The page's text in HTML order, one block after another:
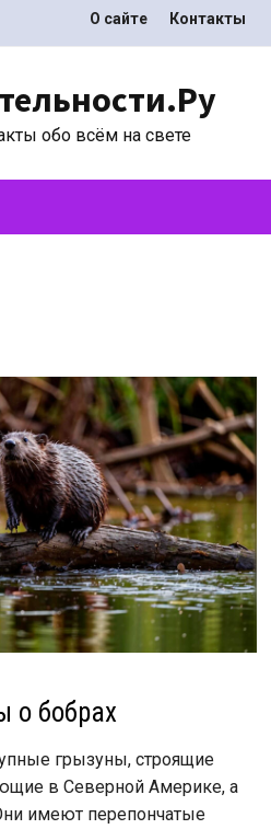
О сайте Контакты
обо всём на свете
о бобрах
грызуны, строящие
в Северной Америке, а
имеют перепончатые